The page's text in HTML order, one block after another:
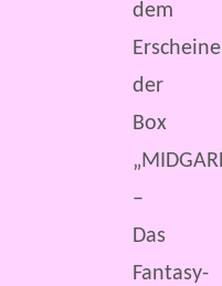
dem
der
Box
–
Das
Fantasy-